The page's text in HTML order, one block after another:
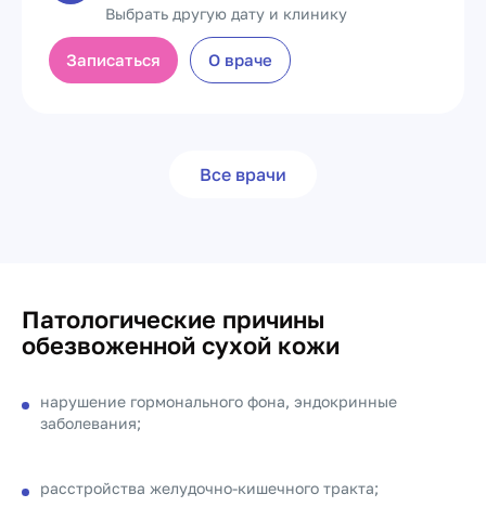
Выбрать другую дату и клинику
Записаться О враче
Все врачи
Патологические причины
обезвоженной сухой кожи
нарушение гормонального фона, эндокринные
заболевания;
расстройства желудочно-кишечного тракта;